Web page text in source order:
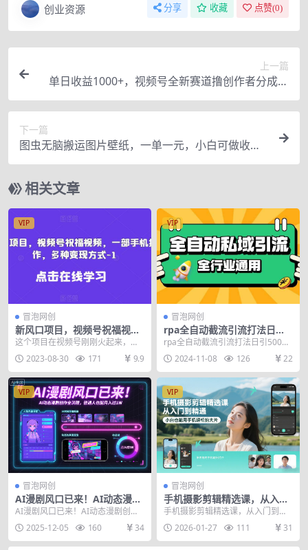
创业资源 分享 收藏 点赞(0)
上一篇
单日收益1000+，视频号全新赛道撸创作者分成计
划，小白易上手【揭秘】
下一篇
图虫无脑搬运图片壁纸，一单一元，小白可做收益
无上限【揭秘】
相关文章
VIP
冒泡网创
新风口项目，视频号祝福视
频，一部手机操作，多种变现
方式【揭秘】
这个项目在视频号刚刚火起来，就
是儿女的祝福视频，视频的主题就
是为了祝福自己的儿女...
2023-08-30 171 9.9
VIP
冒泡网创
rpa全自动截流引流打法日引5
00+精准粉 同城私域引流 降本
增效【揭秘】
rpa全自动截流引流打法日引500
+精准粉 同城私域引流 降本增效
【揭秘】 项目...
2024-11-08 126 22
VIP
冒泡网创
AI漫剧风口已来！AI动态漫剧
创作全流程，普通人也能月入
AI漫剧风口已来！AI动态漫剧创作
全流程，普通人也能月入过1W 课
程内容： 软件...
2025-12-05 160 34
VIP
冒泡网创
手机摄影剪辑精选课，从入门
到精通，小白也能用手机轻松
手机摄影剪辑精选课，从入门到精
通，小白也能用手机轻松拍大片 零
基础小白也能速变拍...
2026-01-27 111 31